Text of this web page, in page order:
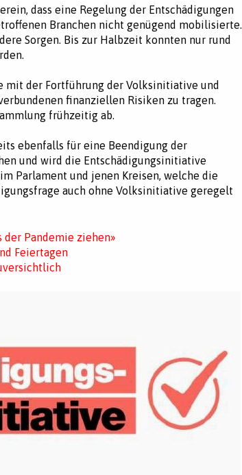
dass eine Regelung der Entschädigungen
Branchen nicht genügend mobilisierte.
Sorgen. Bis zur Halbzeit konnten nur rund
der Fortführung der Volksinitiative und
finanziellen Risiken zu tragen.
frühzeitig ab.
ebenfalls für eine Beendigung der
und wird die Entschädigungsinitiative
Parlament und jenen Kreisen, welche die
auch ohne Volksinitiative geregelt
der Pandemie ziehen»
Feiertagen